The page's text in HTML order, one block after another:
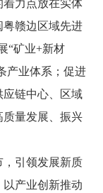
力点放在实体
赣边区域先进
“矿业+新材
产业体系；促进
应链中心、区域
量发展、振兴
引领发展新质
产业创新推动